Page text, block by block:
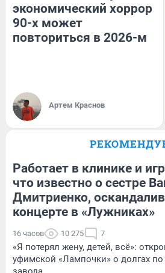
экономический хоррор
90-х может
повториться в 2026-м
Артем Краснов
Работает в клинике и
что известно о сестре
Дмитриенко,
концерте в «Лужниках»
16 часов 10 275 7
«Я потерял жену, детей, всё»:
уфимской «Лампочки» о долгах по